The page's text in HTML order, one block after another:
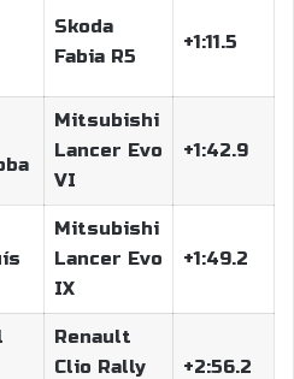
Skoda
Fabia R5
+1:11.5
Mitsubishi
Lancer Evo
VI
+1:42.9
Mitsubishi
Lancer Evo
IX
+1:49.2
Renault
Clio Rally
+2:56.2